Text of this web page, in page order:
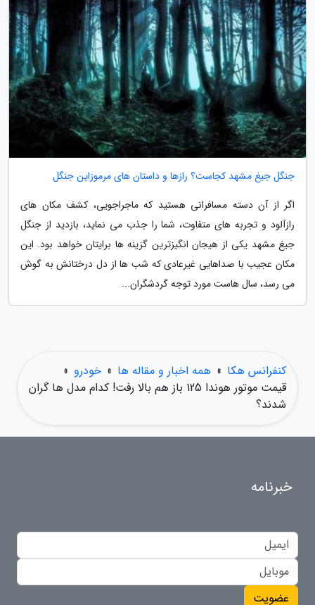
جنگل جیغ مشهد کجاست؟ رازها و داستان های مرموزاین جنگل
اگر از آن دسته مسافرانی هستید که ماجراجویی، کشف مکان های
رازآلود و تجربه های متفاوت، شما را جذب می نماید، بازدید از جنگل
جیغ مشهد یکی از هیجان انگیزترین گزینه ها برایتان خواهد بود. این
مکان عجیب با صداهایی غیرعادی که شب ها از دل درختانش به گوش
می رسد، سال هاست مورد توجه گردشگران...
کنفرانس هکا » همه اخبار و مقاله ها » خودرو »
قیمت موتور هوندا 125 باز هم بالا رفت! کدام مدل ها گران
شدند؟
خبرنامه
عضویت